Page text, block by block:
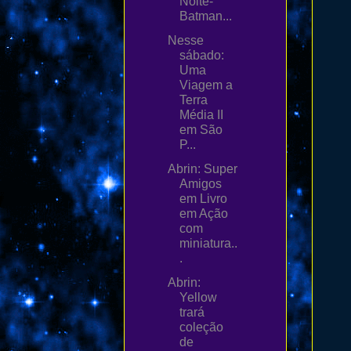
Batman...
Nesse
sábado:
Uma
Viagem a
Terra
Média II
em São
P...
Abrin: Super
Amigos
em Livro
em Ação
com
miniatura..
.
Abrin:
Yellow
trará
coleção
de